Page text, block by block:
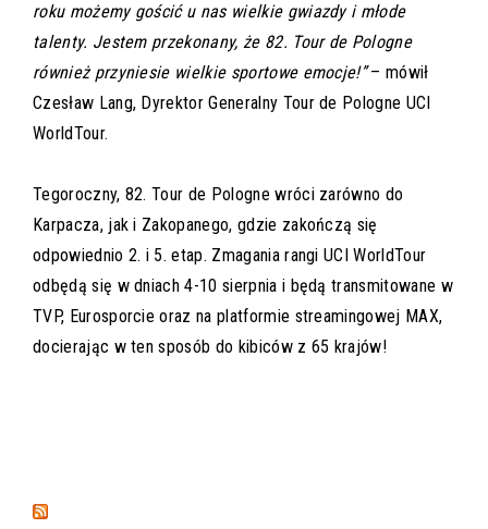
roku możemy gościć u nas wielkie gwiazdy i młode
talenty. Jestem przekonany, że 82. Tour de Pologne
również przyniesie wielkie sportowe emocje!”– mówił
Czesław Lang, Dyrektor Generalny Tour de Pologne UCI
WorldTour.
Tegoroczny, 82. Tour de Pologne wróci zarówno do
Karpacza, jak i Zakopanego, gdzie zakończą się
odpowiednio 2. i 5. etap. Zmagania rangi UCI WorldTour
odbędą się w dniach 4-10 sierpnia i będą transmitowane w
TVP, Eurosporcie oraz na platformie streamingowej MAX,
docierając w ten sposób do kibiców z 65 krajów!